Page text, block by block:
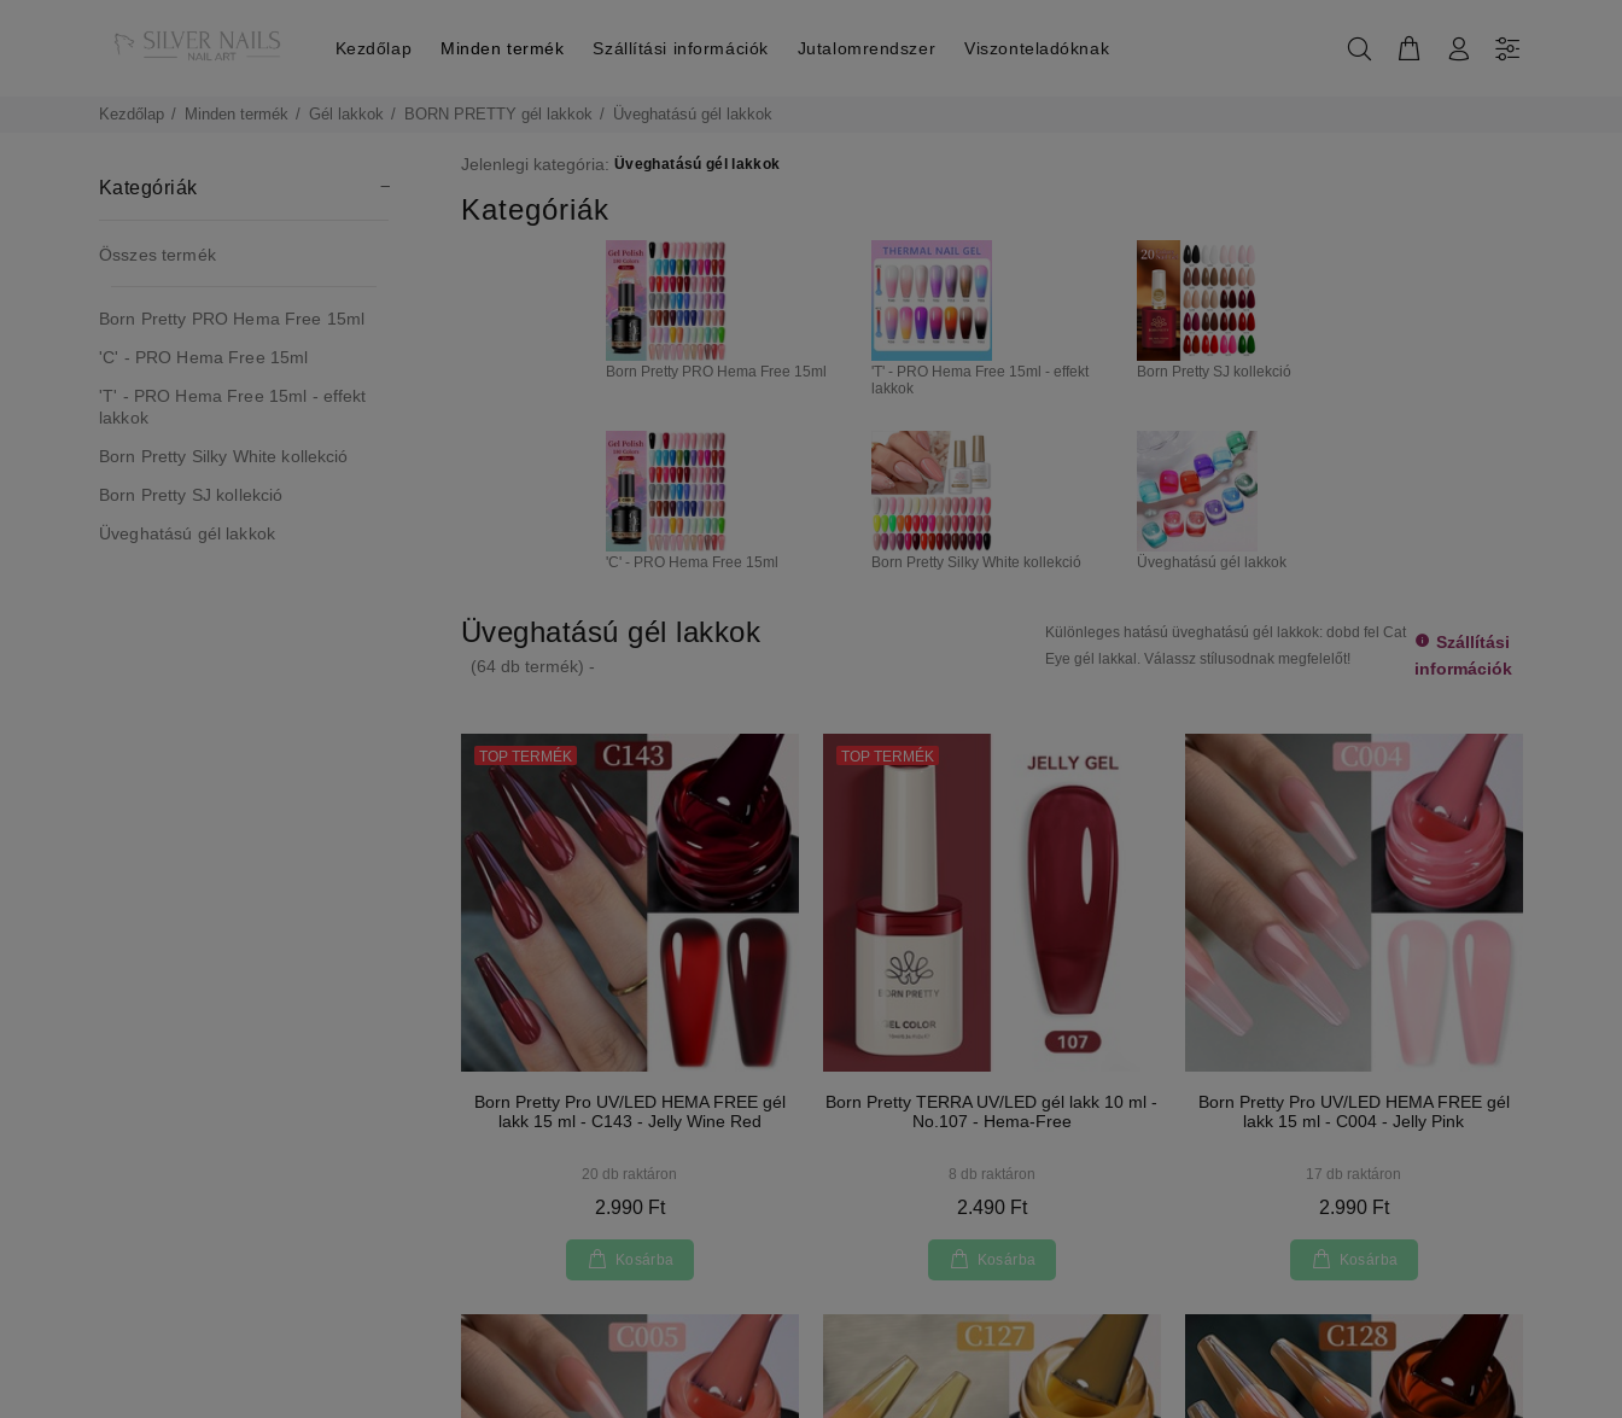
Kezdőlap Minden termék Szállítási információk Jutalomrendszer Viszonteladóknak
Kezdőlap Minden termék Gél lakkok BORN PRETTY gél lakkok Üveghatású gél lakkok
Kategóriák
Összes termék
Born Pretty PRO Hema Free 15ml
'C' - PRO Hema Free 15ml
'T' - PRO Hema Free 15ml - effekt
lakkok
Born Pretty Silky White kollekció
Born Pretty SJ kollekció
Üveghatású gél lakkok
Jelenlegi kategória: Üveghatású gél lakkok
Kategóriák
Born Pretty PRO Hema Free 15ml
'C' - PRO Hema Free 15ml
'T' - PRO Hema Free 15ml - effekt
lakkok
Born Pretty Silky White kollekció
Born Pretty SJ kollekció
Üveghatású gél lakkok
Üveghatású gél lakkok
(64 db termék) -
Különleges hatású üveghatású gél lakkok: dobd fel Cat
Eye gél lakkal. Válassz stílusodnak megfelelőt!
Szállítási
információk
TOP TERMÉK
Born Pretty Pro UV/LED HEMA FREE gél
lakk 15 ml - C143 - Jelly Wine Red
20 db raktáron
2.990 Ft
Kosárba
TOP TERMÉK
Born Pretty TERRA UV/LED gél lakk 10 ml -
No.107 - Hema-Free
8 db raktáron
2.490 Ft
Kosárba
Born Pretty Pro UV/LED HEMA FREE gél
lakk 15 ml - C004 - Jelly Pink
17 db raktáron
2.990 Ft
Kosárba